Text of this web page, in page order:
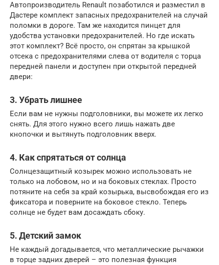
Автопроизводитель Renault позаботился и разместил в
Дастере комплект запасных предохранителей на случай
поломки в дороге. Там же находится пинцет для
удобства установки предохранителей. Но где искать
этот комплект? Всё просто, он спрятан за крышкой
отсека с предохранителями слева от водителя с торца
передней панели и доступен при открытой передней
двери:
3. Убрать лишнее
Если вам не нужны подголовники, вы можете их легко
снять. Для этого нужно всего лишь нажать две
кнопочки и вытянуть подголовник вверх.
4. Как спрятаться от солнца
Солнцезащитный козырек можно использовать не
только на лобовом, но и на боковых стеклах. Просто
потяните на себя за край козырька, высвобождая его из
фиксатора и поверните на боковое стекло. Теперь
солнце не будет вам досаждать сбоку.
5. Детский замок
Не каждый догадывается, что металлические рычажки
в торце задних дверей – это полезная функция